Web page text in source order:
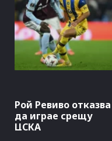
Рой Ревиво отказва
да играе срещу
ЦСКА